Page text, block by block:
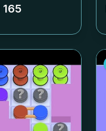
165